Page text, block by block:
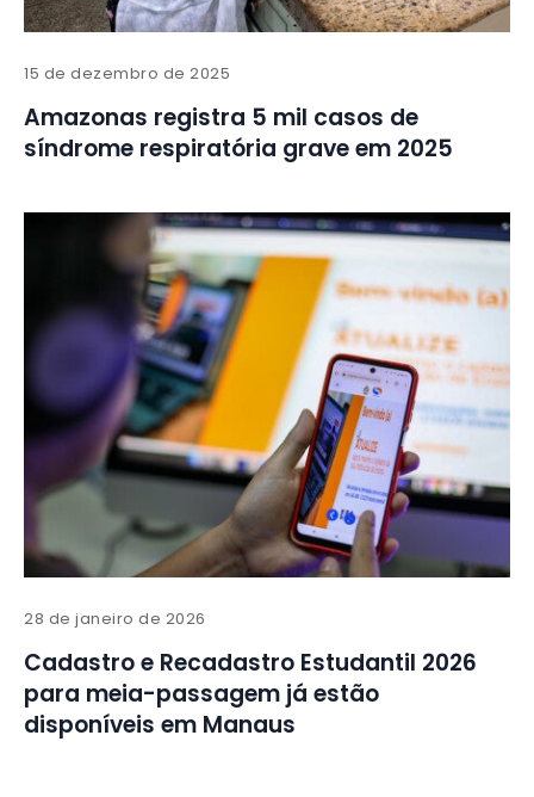
15 de dezembro de 2025
Amazonas registra 5 mil casos de
síndrome respiratória grave em 2025
28 de janeiro de 2026
Cadastro e Recadastro Estudantil 2026
para meia-passagem já estão
disponíveis em Manaus